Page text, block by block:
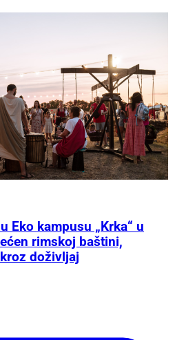
Eko kampusu „Krka“ u
rimskoj baštini,
doživljaj